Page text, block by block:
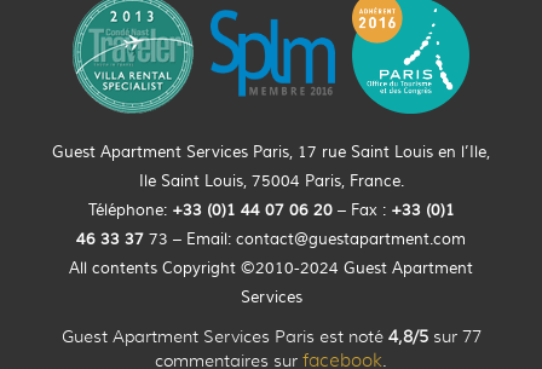
Guest Apartment Services Paris, 17 rue Saint Louis en l’Ile,
Ile Saint Louis, 75004 Paris, France.
Téléphone: +33 (0)1 4407 06 20– Fax : +33(0)1
46 33 37 73 – Email: contact@guestapartment.com
All contents Copyright ©2010-2024 Guest Apartment
Services
Guest Apartment Services Paris est noté 4,8/5sur 77
commentaires sur facebook.